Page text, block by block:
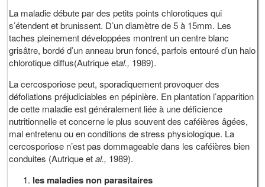
La maladie débute par des petits points chlorotiques qui
s’étendent et brunissent. D’un diamètre de 5 à 15mm. Les
taches pleinement développées montrent un centre blanc
grisâtre, bordé d’un anneau brun foncé, parfois entouré d’un halo
chlorotique diffus(Autrique etal., 1989).
La cercosporiose peut, sporadiquement provoquer des
défoliations préjudiciables en pépinière. En plantation l’apparition
de cette maladie est généralement liée à une déficience
nutritionnelle et concerne le plus souvent des caféières âgées,
mal entretenu ou en conditions de stress physiologique. La
cercosporiose n’est pas dommageable dans les caféières bien
conduites (Autrique etal., 1989).
les maladies non parasitaires